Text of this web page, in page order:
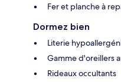
Fer et planche à
Dormez bien
Literie
Gamme d'oreillers
Rideaux occultants